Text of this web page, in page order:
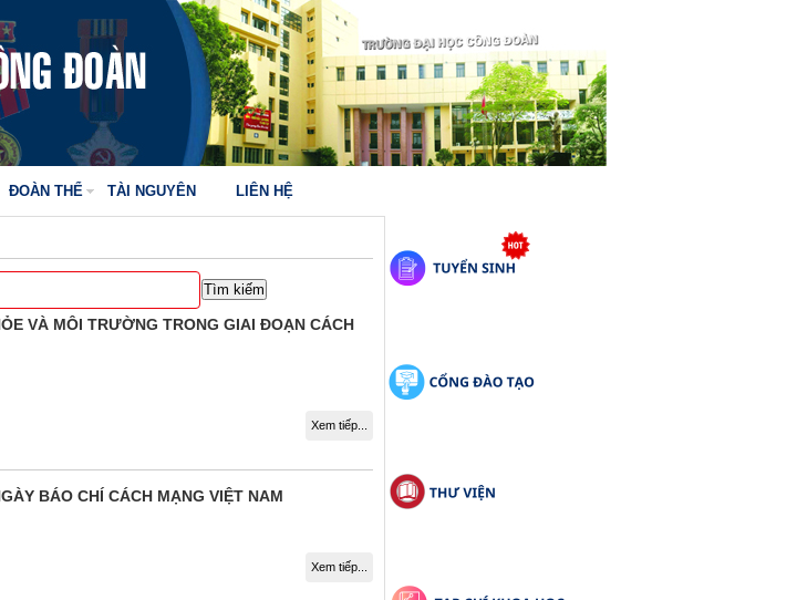
ĐOÀN THỂ TÀI NGUYÊN LIÊN HỆ
VÀ MÔI TRƯỜNG TRONG GIAI ĐOẠN CÁCH
Xem tiếp...
BÁO CHÍ CÁCH MẠNG VIỆT NAM
Xem tiếp...